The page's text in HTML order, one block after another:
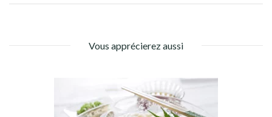
Vous apprécierez aussi